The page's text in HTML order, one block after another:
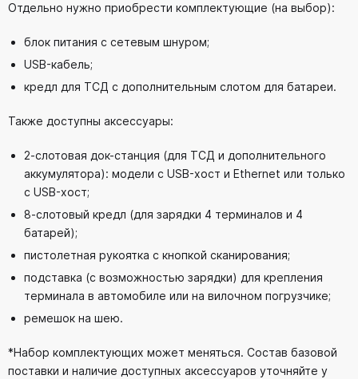
Отдельно нужно приобрести комплектующие (на выбор):
блок питания с сетевым шнуром;
USB-кабель;
кредл для ТСД с дополнительным слотом для батареи.
Также доступны аксессуары:
2-слотовая док-станция (для ТСД и дополнительного
аккумулятора): модели с USB-хост и Ethernet или только
с USB-хост;
8-слотовый кредл (для зарядки 4 терминалов и 4
батарей);
пистолетная рукоятка с кнопкой сканирования;
подставка (с возможностью зарядки) для крепления
терминала в автомобиле или на вилочном погрузчике;
ремешок на шею.
*Набор комплектующих может меняться. Состав базовой
поставки и наличие доступных аксессуаров уточняйте у